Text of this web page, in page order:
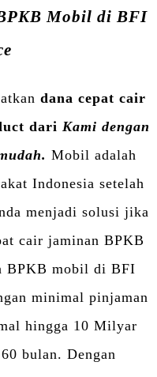
Mobil di BFI
dana cepat cair
dari Kami dengan
Mobil adalah
Indonesia setelah
menjadi solusi jika
cair jaminan BPKB
BPKB mobil di BFI
minimal pinjaman
hingga 10 Milyar
bulan. Dengan